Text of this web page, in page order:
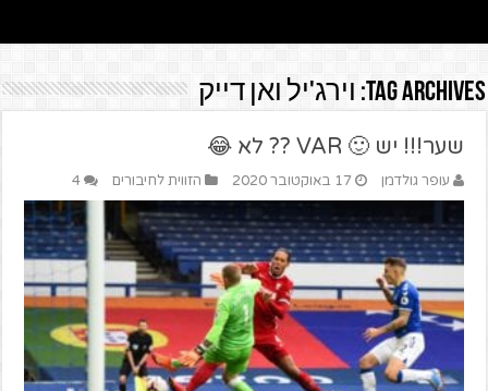
Tag Archives: וירג'יל ואן דייק
שער!!! יש 🙂 VAR ?? לא 😂
עופר גולדמן 17 באוקטובר 2020 הזווית לחיבורים 4